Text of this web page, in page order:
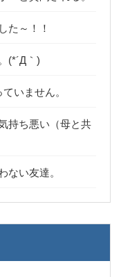
た～！！
(*´Д｀)
いません。
持ち悪い（母と共
ない友達。